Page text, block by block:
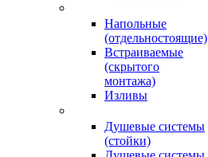
Напольные
(отдельностоящие)
Встраиваемые
(скрытого
монтажа)
Изливы
Душевые системы
(стойки)